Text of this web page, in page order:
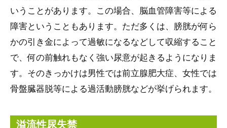
いうことがあります。この場合、脳血管障害等による
障害ということもあります。ただ多くは、膀胱が何ら
かの引き金によって過敏になるなどして収縮すること
で、何の前触れもなく強い尿意が起きるようになりま
す。そのきっかけは男性では前立腺肥大症、女性では
骨盤臓器脱等による過活動膀胱などが挙げられます。
溢流性尿失禁